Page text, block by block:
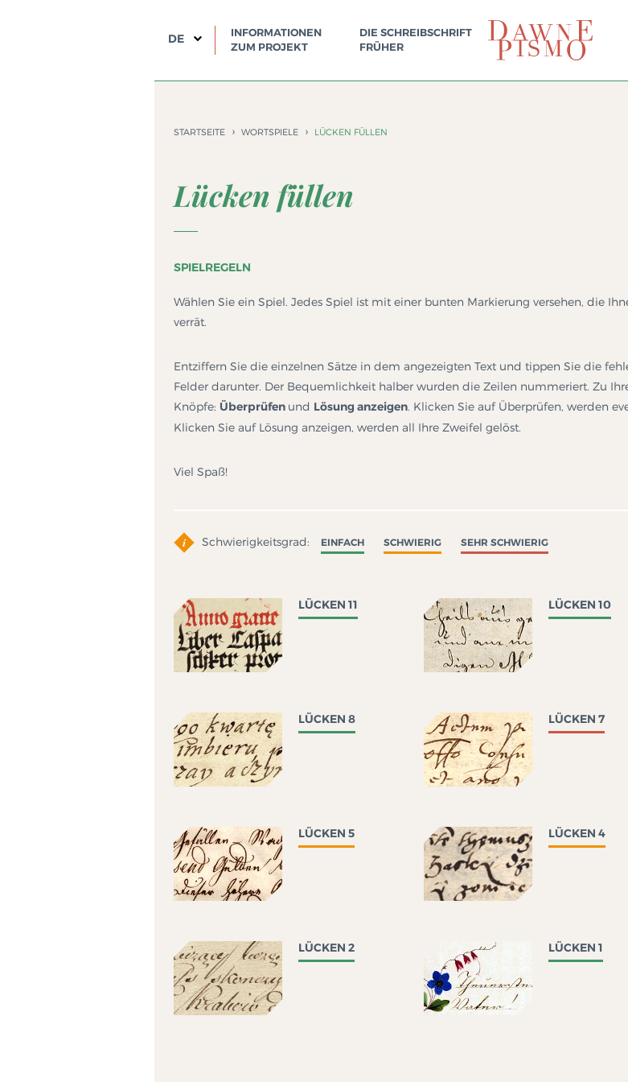
DE
INFORMATIONEN
ZUM PROJEKT
DIE SCHREIBSCHRIFT
FRÜHER
STARTSEITE WORTSPIELE LÜCKEN FÜLLEN
Lücken füllen
SPIELREGELN
Wählen Sie ein Spiel. Jedes Spiel ist mit einer bunten Markierung versehen, die
verrät.
Entziffern Sie die einzelnen Sätze in dem angezeigten Text und tippen Sie die
Felder darunter. Der Bequemlichkeit halber wurden die Zeilen nummeriert. Zu
Knöpfe: Überprüfen und Lösung anzeigen. Klicken Sie auf Überprüfen, werden
Klicken Sie auf Lösung anzeigen, werden all Ihre Zweifel gelöst.
Viel Spaß!
Schwierigkeitsgrad: EINFACH SCHWIERIG SEHR SCHWIERIG
LÜCKEN 11 LÜCKEN 10
LÜCKEN 8 LÜCKEN 7
LÜCKEN 5 LÜCKEN 4
LÜCKEN 2 LÜCKEN 1